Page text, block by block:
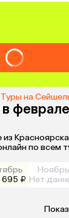
Туры на Сейшелы
из
по всем
695 ₽
Ноябрь
Нет